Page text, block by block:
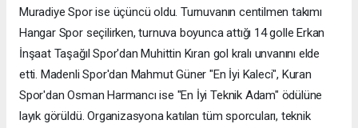
Muradiye Spor ise üçüncü oldu. Turnuvanın centilmen takımı
Hangar Spor seçilirken, turnuva boyunca attığı 14 golle Erkan
İnşaat Taşağıl Spor'dan Muhittin Kıran gol kralı unvanını elde
etti. Madenli Spor'dan Mahmut Güner "En İyi Kaleci", Kuran
Spor'dan Osman Harmancı ise "En İyi Teknik Adam" ödülüne
layık görüldü. Organizasyona katılan tüm sporcuları, teknik